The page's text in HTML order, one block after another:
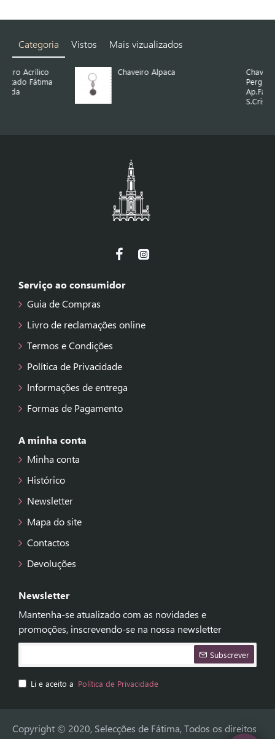
Categoria Vistos Mais vizualizados
Chaveiro Alpaca
Chaveiro Alpaca
Serviço ao consumidor
Guia de Compras
Livro de reclamações online
Termos e Condições
Política de Privacidade
Informações de entrega
Formas de Pagamento
A minha conta
Minha conta
Histórico
Newsletter
Mapa do site
Contactos
Devoluções
Newsletter
Mantenha-se atualizado com as novidades e
promoções, inscrevendo-se na nossa newsletter
Subscrever
Li e aceito a Política de Privacidade
Copyright © 2020, Selecções de Fátima, Todos os direitos